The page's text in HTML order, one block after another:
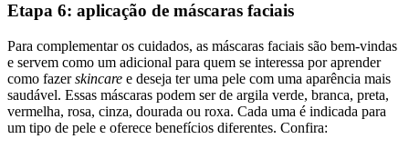
Etapa 6: aplicação de máscaras faciais
Para complementar os cuidados, as máscaras faciais são bem-vindas
e servem como um adicional para quem se interessa por aprender
como fazerskincare e deseja ter uma pele com uma aparência mais
saudável. Essas máscaras podem ser de argila verde, branca, preta,
vermelha, rosa, cinza, dourada ou roxa. Cada uma é indicada para
um tipo de pele e oferece benefícios diferentes. Confira: